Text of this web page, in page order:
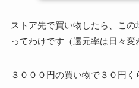
ストア先で買い物したら、この
ってわけです（還元率は日々変
３０００円の買い物で３０円く